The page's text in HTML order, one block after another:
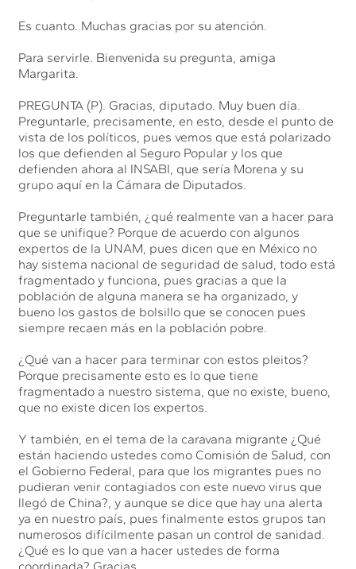
Es cuanto. Muchas gracias por su atención.
Para servirle. Bienvenida su pregunta, amiga
Margarita.
PREGUNTA (P). Gracias, diputado. Muy buen día.
Preguntarle, precisamente, en esto, desde el punto de
vista de los políticos, pues vemos que está polarizado
los que defienden al Seguro Popular y los que
defienden ahora al INSABI, que sería Morena y su
grupo aquí en la Cámara de Diputados.
Preguntarle también, ¿qué realmente van a hacer para
que se unifique? Porque de acuerdo con algunos
expertos de la UNAM, pues dicen que en México no
hay sistema nacional de seguridad de salud, todo está
fragmentado y funciona, pues gracias a que la
población de alguna manera se ha organizado, y
bueno los gastos de bolsillo que se conocen pues
siempre recaen más en la población pobre.
¿Qué van a hacer para terminar con estos pleitos?
Porque precisamente esto es lo que tiene
fragmentado a nuestro sistema, que no existe, bueno,
que no existe dicen los expertos.
Y también, en el tema de la caravana migrante ¿Qué
están haciendo ustedes como Comisión de Salud, con
el Gobierno Federal, para que los migrantes pues no
pudieran venir contagiados con este nuevo virus que
llegó de China?, y aunque se dice que hay una alerta
ya en nuestro país, pues finalmente estos grupos tan
numerosos difícilmente pasan un control de sanidad.
¿Qué es lo que van a hacer ustedes de forma